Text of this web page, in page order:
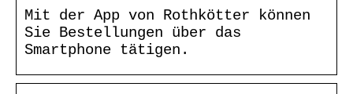
Mit der App von Rothkötter können
Sie Bestellungen über das
Smartphone tätigen.